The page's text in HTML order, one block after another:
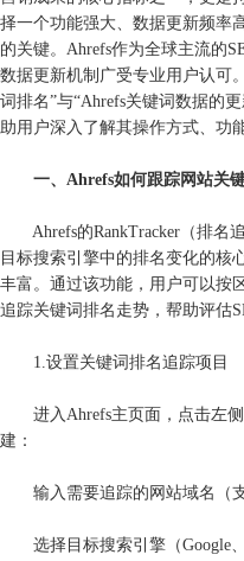
择一个功能强大、数据更新频率
的关键。 Ahrefs作为全球主流的
数据更新机制广受专业用户认可
词排名”与“Ahrefs关键词数据的
助用户深入了解其操作方式、功
一、Ahrefs如何跟踪网站关
Ahrefs的RankTracker（排名
目标搜索引擎中的排名变化的核
丰富。通过该功能，用户可以按
追踪关键词排名走势，帮助评估
1.设置关键词排名追踪项目
进入Ahrefs主页面，点击左侧
建：
输入需要追踪的网站域名（支
选择目标搜索引擎（Google、